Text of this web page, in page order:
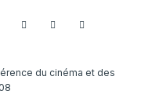
du cinéma et des